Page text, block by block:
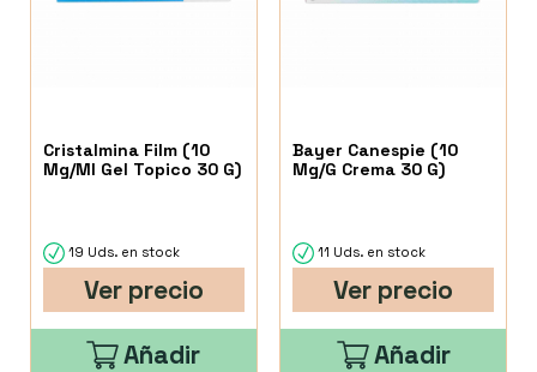
Cristalmina Film (10
Mg/Ml Gel Topico 30 G)
19 Uds. en stock
Ver precio
Añadir
Bayer Canespie (10
Mg/G Crema 30 G)
11 Uds. en stock
Ver precio
Añadir